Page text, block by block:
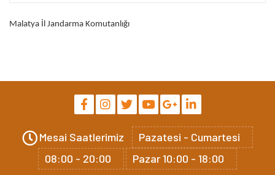
Malatya İl Jandarma Komutanlığı
Mesai Saatlerimiz
Pazatesi - Cumartesi
08:00 - 20:00
Pazar 10:00 - 18:00